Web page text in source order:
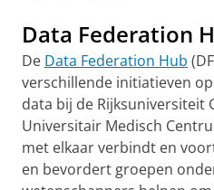
Data Federation
De Data Federation Hub
verschillende initiatieven
data bij de Rijksuniversiteit
Universitair Medisch
met elkaar verbindt en
en bevordert groepen